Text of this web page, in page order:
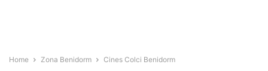
Home Zona Benidorm Cines Colci Benidorm